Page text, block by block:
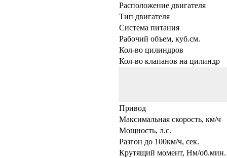
Расположение двигателя
Тип двигателя
Система питания
Рабочий объем, куб.см.
Кол-во цилиндров
Кол-во клапанов на цилиндр
Привод
Максимальная скорость, км/ч
Мощность, л.с.
Разгон до 100км/ч, сек.
Крутящий момент, Нм/об.мин.